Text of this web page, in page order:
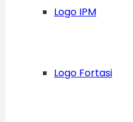
Logo IPM
Logo Fortasi